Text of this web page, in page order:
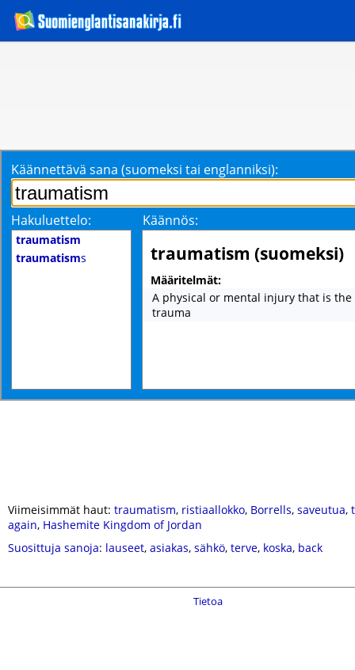
Käännettävä sana (suomeksi tai englanniksi):
Hakuluettelo: Käännös:
traumatism
traumatisms traumatism (suomeksi)
Määritelmät:
A physical or mental injury that is
trauma
Viimeisimmät haut: traumatism, ristiaallokko, Borrells, saveutua,
again, Hashemite Kingdom of Jordan
Suosittuja sanoja: lauseet, asiakas, sähkö, terve, koska, back
Tietoa